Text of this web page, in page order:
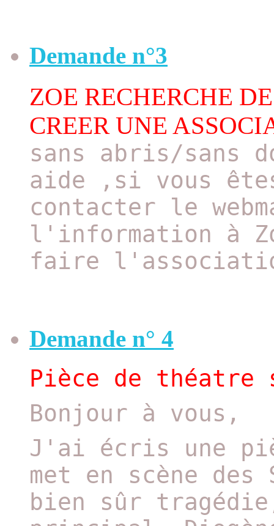
Demande n°3
ZOE RECHERCHE
CREER UNE
sans abris/sans
aide ,si vous
contacter le
l'information à
faire
Demande n° 4
Pièce de théatre
Bonjour à vous,
J'ai écris une
met en scène des
bien sûr